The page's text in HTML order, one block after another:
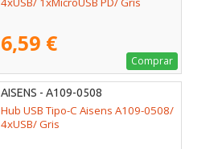
6,59 €
Comprar
AISENS - A109-0508
Hub USB Tipo-C Aisens A109-0508/
4xUSB/ Gris